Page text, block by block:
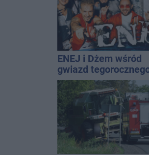
ENEJ i Dżem wśród
gwiazd
święta miasta